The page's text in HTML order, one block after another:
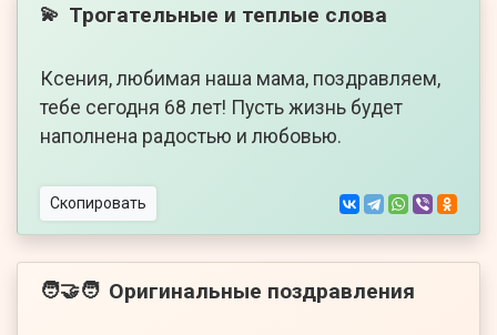
💫 Трогательные и теплые слова
Ксения, любимая наша мама, поздравляем,
тебе сегодня 68 лет! Пусть жизнь будет
наполнена радостью и любовью.
Скопировать
🧑‍🤝‍🧑 Оригинальные поздравления